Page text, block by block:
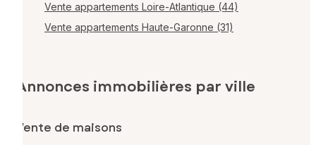
Vente appartements Loire-Atlantique (44)
Vente appartements Haute-Garonne (31)
Annonces immobilières par ville
Vente de maisons